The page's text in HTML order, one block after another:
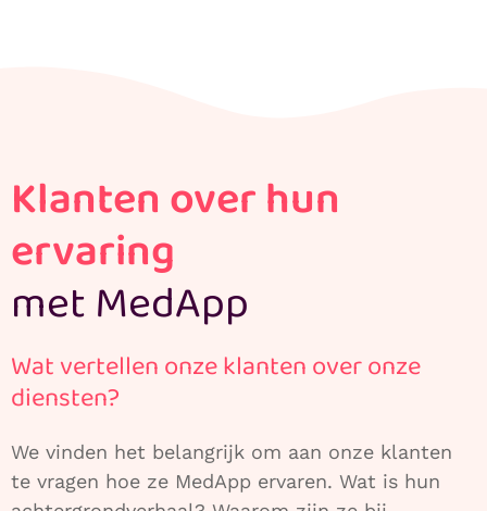
Klanten over hun
ervaring
met MedApp
Wat vertellen onze klanten over onze
diensten?
We vinden het belangrijk om aan onze klanten
te vragen hoe ze MedApp ervaren. Wat is hun